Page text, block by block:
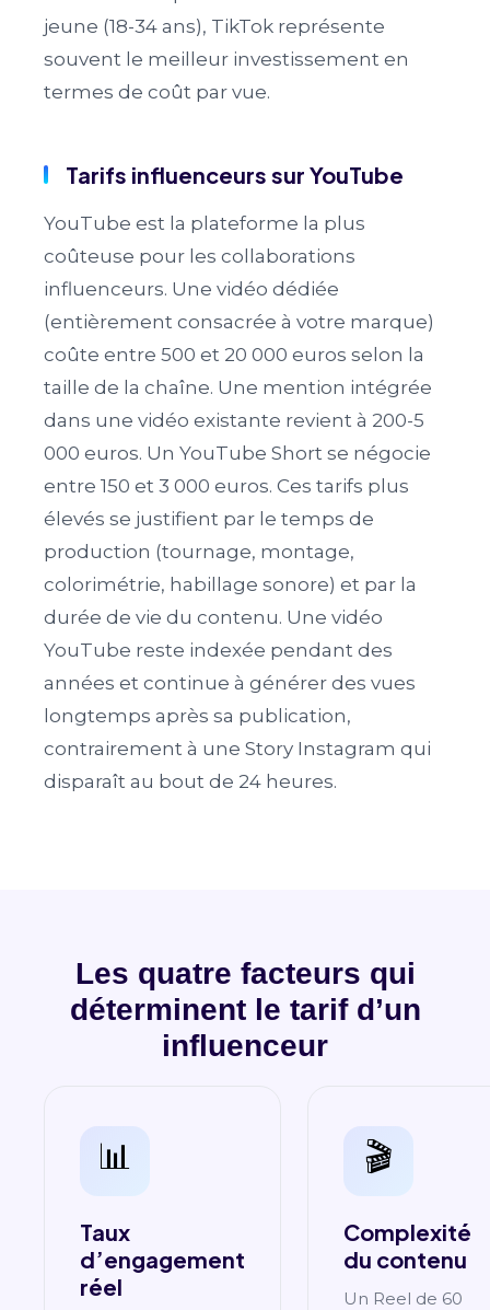
jeune (18-34 ans), TikTok représente
souvent le meilleur investissement en
termes de coût par vue.
Tarifs influenceurs sur YouTube
YouTube est la plateforme la plus
coûteuse pour les collaborations
influenceurs. Une vidéo dédiée
(entièrement consacrée à votre marque)
coûte entre 500 et 20 000 euros selon la
taille de la chaîne. Une mention intégrée
dans une vidéo existante revient à 200-5
000 euros. Un YouTube Short se négocie
entre 150 et 3 000 euros. Ces tarifs plus
élevés se justifient par le temps de
production (tournage, montage,
colorimétrie, habillage sonore) et par la
durée de vie du contenu. Une vidéo
YouTube reste indexée pendant des
années et continue à générer des vues
longtemps après sa publication,
contrairement à une Story Instagram qui
disparaît au bout de 24 heures.
Les quatre facteurs qui
déterminent le tarif d’un
influenceur
📊
Taux
d’engagement
réel
🎬
Complexité
du contenu
Un Reel de 60